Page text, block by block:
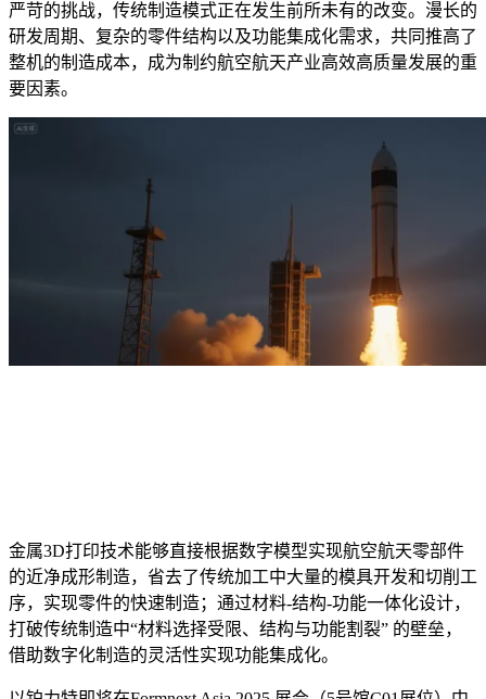
严苛的挑战，传统制造模式正在发生前所未有的改变。漫长的
研发周期、复杂的零件结构以及功能集成化需求，共同推高了
整机的制造成本，成为制约航空航天产业高效高质量发展的重
要因素。
金属3D打印技术能够直接根据数字模型实现航空航天零部件
的近净成形制造，省去了传统加工中大量的模具开发和切削工
序，实现零件的快速制造；通过材料-结构-功能一体化设计，
打破传统制造中“材料选择受限、结构与功能割裂” 的壁垒，
借助数字化制造的灵活性实现功能集成化。